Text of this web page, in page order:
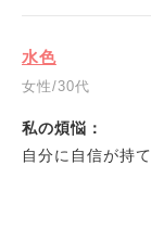
水色
女性/30代
私の煩悩：
自分に自信が持